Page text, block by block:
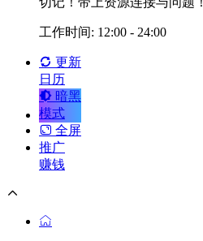
工作时间: 12:00 - 24:00
更新
日历
暗黑
模式
全屏
推广
赚钱